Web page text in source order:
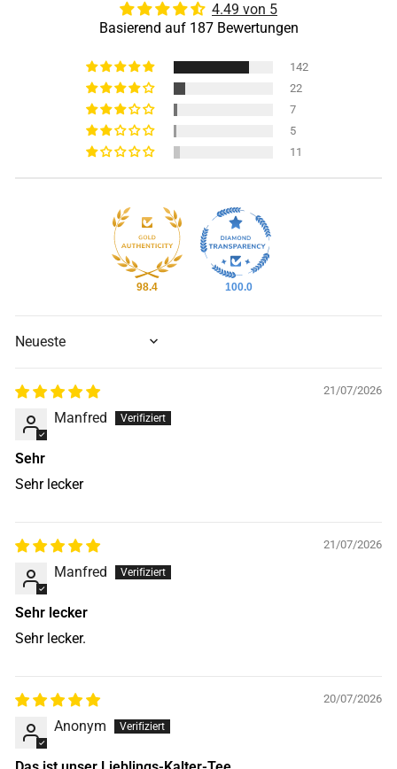
4.49 von 5
Basierend auf 187 Bewertungen
142
22
7
5
11
98.4 100.0
SORT BY
21/07/2026
Manfred
Sehr
Sehr lecker
21/07/2026
Manfred
Sehr lecker
Sehr lecker.
20/07/2026
Anonym